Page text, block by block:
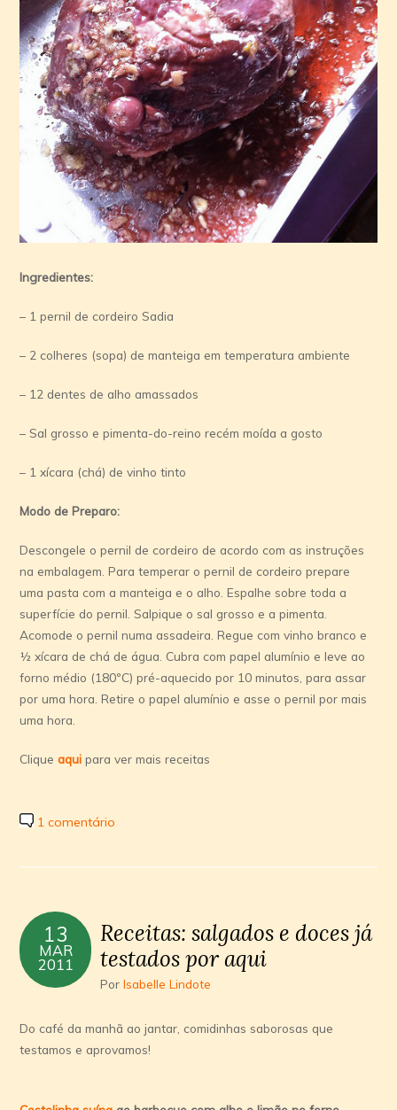
Ingredientes:
– 1 pernil de cordeiro Sadia
– 2 colheres (sopa) de manteiga em temperatura ambiente
– 12 dentes de alho amassados
– Sal grosso e pimenta-do-reino recém moída a gosto
– 1 xícara (chá) de vinho tinto
Modo de Preparo:
Descongele o pernil de cordeiro de acordo com as instruções
na embalagem. Para temperar o pernil de cordeiro prepare
uma pasta com a manteiga e o alho. Espalhe sobre toda a
superfície do pernil. Salpique o sal grosso e a pimenta.
Acomode o pernil numa assadeira. Regue com vinho branco e
½ xícara de chá de água. Cubra com papel alumínio e leve ao
forno médio (180ºC) pré-aquecido por 10 minutos, para assar
por uma hora. Retire o papel alumínio e asse o pernil por mais
uma hora.
Clique aquipara ver mais receitas
1 comentário
13
MAR
2011
Receitas: salgados e doces já
testados por aqui
PorIsabelle Lindote
Do café da manhã ao jantar, comidinhas saborosas que
testamos e aprovamos!